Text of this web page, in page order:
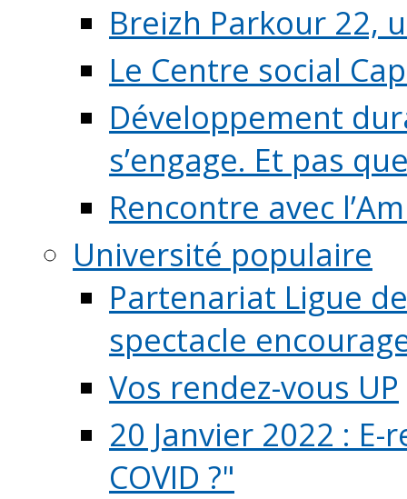
Breizh Parkour 22,
Le Centre social
Développement
s’engage. Et pas
Rencontre avec
Université populaire
Partenariat Ligue
spectacle
Vos rendez-vous UP
20 Janvier 2022 :
COVID ?"